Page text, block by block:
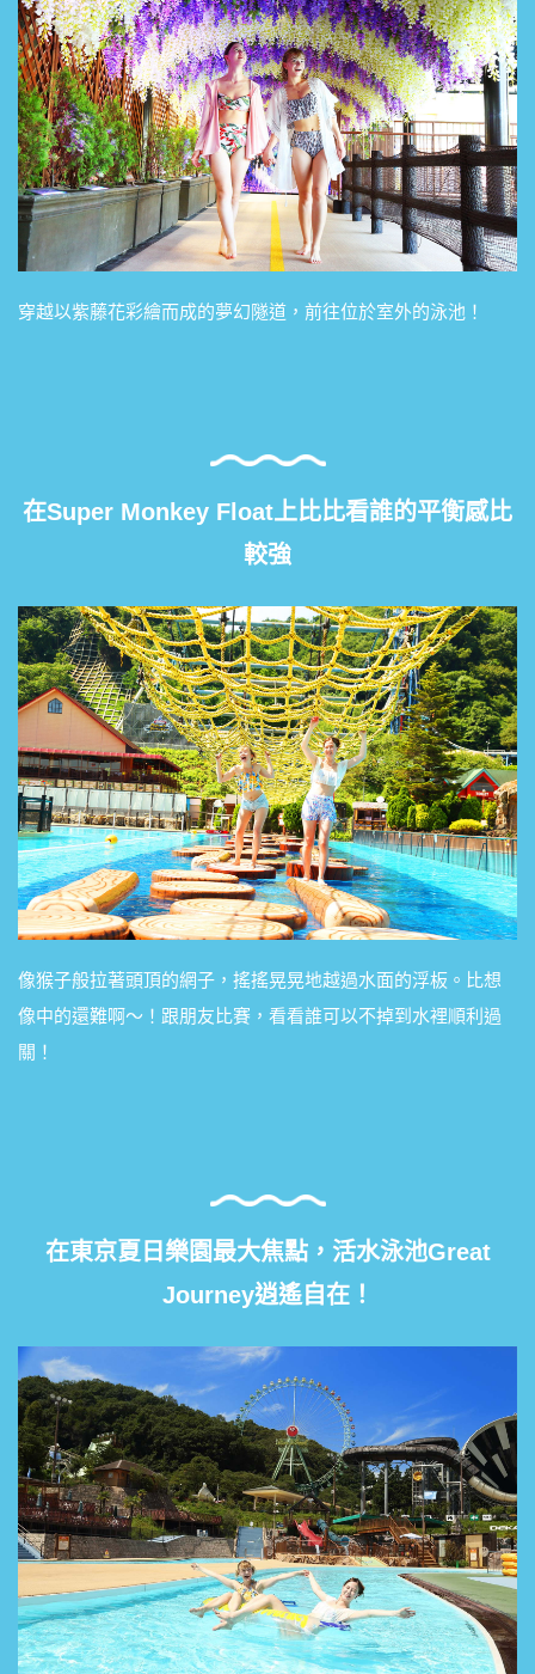
穿越以紫藤花彩繪而成的夢幻隧道，前往位於室外的泳池！
在Super Monkey Float上比比看誰的平衡感比
較強
像猴子般拉著頭頂的網子，搖搖晃晃地越過水面的浮板。比想
像中的還難啊～！跟朋友比賽，看看誰可以不掉到水裡順利過
關！
在東京夏日樂園最大焦點，活水泳池Great
Journey逍遙自在！